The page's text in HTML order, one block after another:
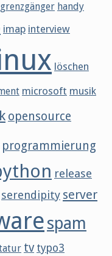
grenzgänger handy
imap interview
löschen
microsoft musik
opensource
programmierung
release
serendipity server
spam
tv typo3